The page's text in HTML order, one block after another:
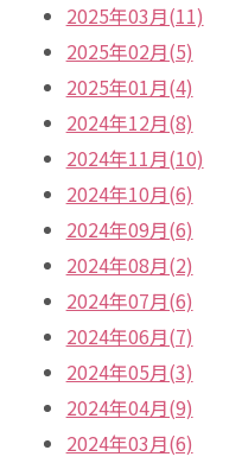
2025年03月(11)
2025年02月(5)
2025年01月(4)
2024年12月(8)
2024年11月(10)
2024年10月(6)
2024年09月(6)
2024年08月(2)
2024年07月(6)
2024年06月(7)
2024年05月(3)
2024年04月(9)
2024年03月(6)